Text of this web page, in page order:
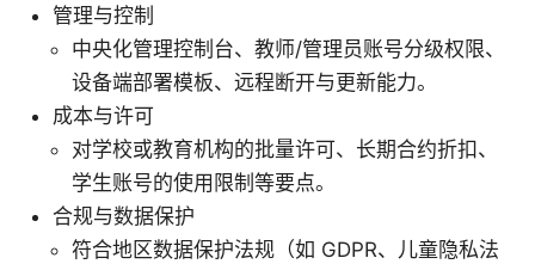
管理与控制
中央化管理控制台、教师/管理员账号分级权限、
设备端部署模板、远程断开与更新能力。
成本与许可
对学校或教育机构的批量许可、长期合约折扣、
学生账号的使用限制等要点。
合规与数据保护
符合地区数据保护法规（如 GDPR、儿童隐私法